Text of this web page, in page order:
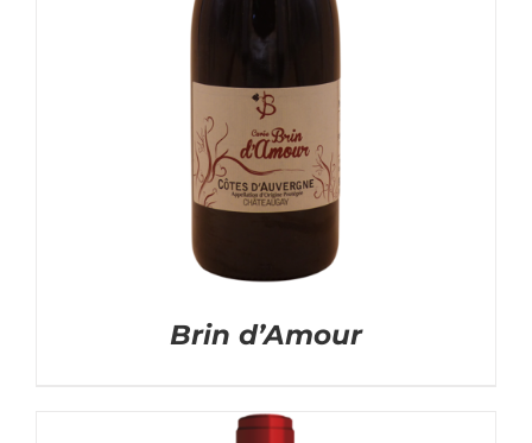
Brin d’Amour